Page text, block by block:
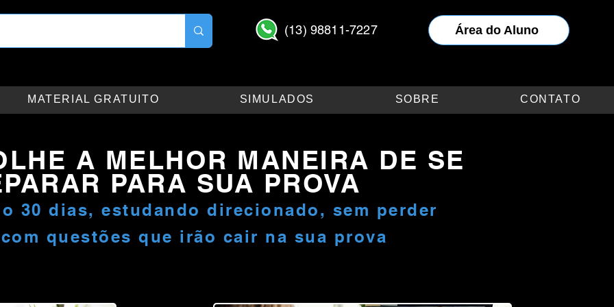
(13) 98811-7227 Área do Aluno
MATERIAL GRATUITO SIMULADOS SOBRE CONTATO
A MELHOR MANEIRA DE SE
PARA SUA PROVA
30 dias, estudando direcionado, sem perder
questões que irão cair na sua prova